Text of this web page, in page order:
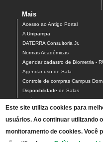
Mais
Acesso ao Antigo Portal
A Unipampa
DATERRA Consultoria Jr.
Normas Acadêmicas
Agendar cadastro de Biometria -
Agendar uso de Sala
Controle de compras Campus
Disponibilidade de Salas
Estágios
Formulário para Agendamento do
Relatórios Interativos
Relatórios de Gestão
Este site utiliza cookies para
usuários. Ao continuar utilizando
monitoramento de cookies. Você